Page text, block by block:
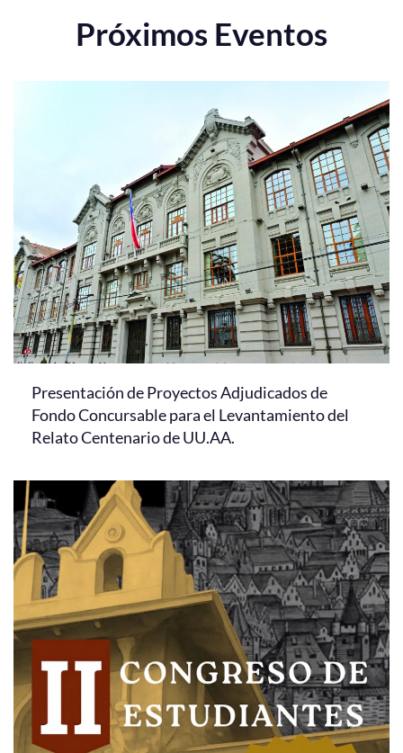
Próximos Eventos
Presentación de Proyectos Adjudicados de
Fondo Concursable para el Levantamiento del
Relato Centenario de UU.AA.